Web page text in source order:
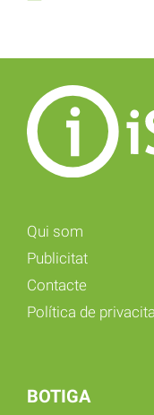
Qui som
Publicitat
Contacte
Política de
BOTIGA